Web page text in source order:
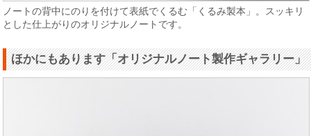
ノートの背中にのりを付けて表紙でくるむ「くるみ製本」。スッキリ
とした仕上がりのオリジナルノートです。
ほかにもあります「オリジナルノート製作ギャラリー」